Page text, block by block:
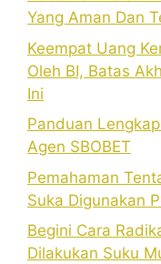
Yang Aman Dan
Keempat Uang
Oleh BI, Batas
Ini
Panduan
Agen SBOBET
Pemahaman
Suka Digunakan
Begini Cara
Dilakukan Suku